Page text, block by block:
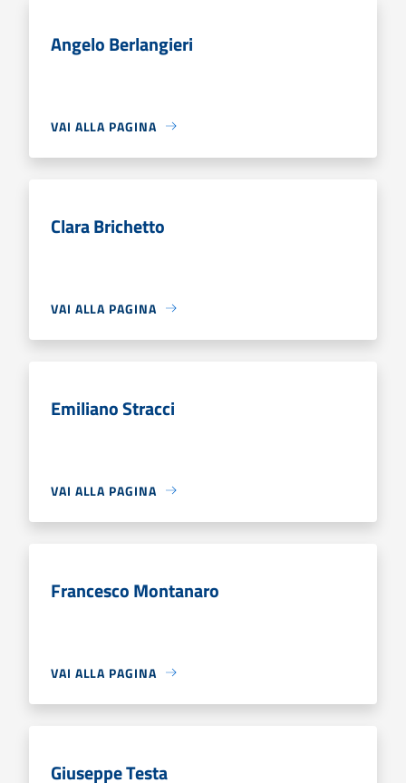
Angelo Berlangieri
VAI ALLA PAGINA
Clara Brichetto
VAI ALLA PAGINA
Emiliano Stracci
VAI ALLA PAGINA
Francesco Montanaro
VAI ALLA PAGINA
Giuseppe Testa